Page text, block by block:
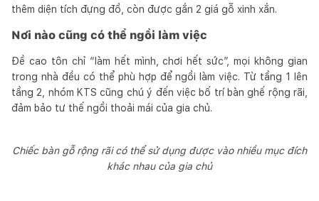
thêm diện tích đựng đồ, còn được gắn 2 giá gỗ xinh xắn.
Nơi nào cũng có thể ngồi làm việc
Đề cao tôn chỉ “làm hết mình, chơi hết sức”, mọi không gian
trong nhà đều có thể phù hợp để ngồi làm việc. Từ tầng 1 lên
tầng 2, nhóm KTS cũng chú ý đến việc bố trí bàn ghế rộng rãi,
đảm bảo tư thế ngồi thoải mái của gia chủ.
Chiếc bàn gỗ rộng rãi có thể sử dụng được vào nhiều mục đích
khác nhau của gia chủ